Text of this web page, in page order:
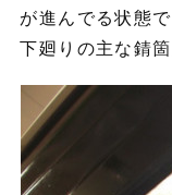
が進んでる状態
下廻りの主な錆